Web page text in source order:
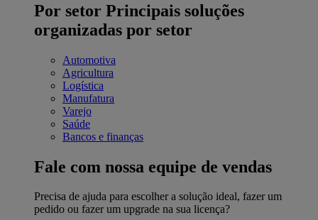
Por setor Principais soluções
organizadas por setor
Automotiva
Agricultura
Logística
Manufatura
Varejo
Saúde
Bancos e finanças
Fale com nossa equipe de vendas
Precisa de ajuda para escolher a solução ideal, fazer um
pedido ou fazer um upgrade na sua licença?